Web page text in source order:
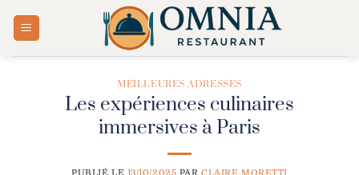
MEILLEURES ADRESSES
Les expériences culinaires
immersives à Paris
PUBLIÉ LE 13/10/2025 PARCLAIRE MORETTI